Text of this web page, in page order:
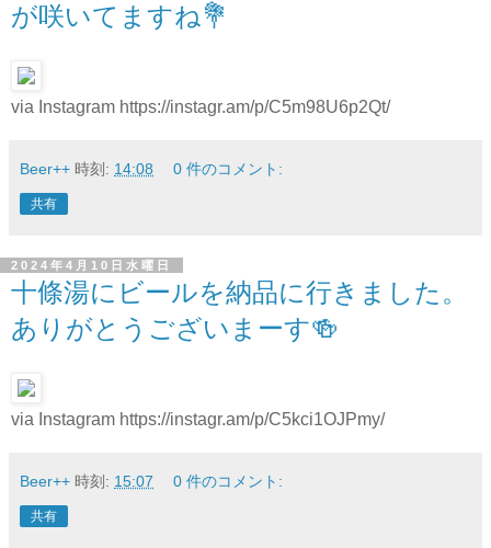
が咲いてますね💐
via Instagram https://instagr.am/p/C5m98U6p2Qt/
Beer++ 時刻: 14:08 0 件のコメント:
共有
2024年4月10日水曜日
十條湯にビールを納品に行きました。
ありがとうございまーす🍻
via Instagram https://instagr.am/p/C5kci1OJPmy/
Beer++ 時刻: 15:07 0 件のコメント:
共有